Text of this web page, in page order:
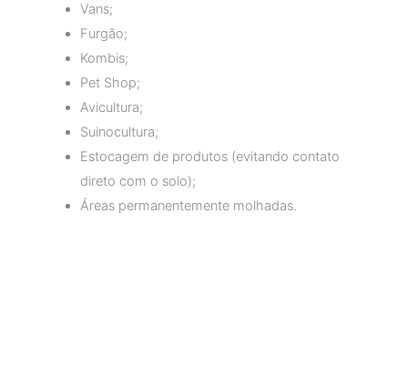
Vans;
Furgão;
Kombis;
Pet Shop;
Avicultura;
Suinocultura;
Estocagem de produtos (evitando contato
direto com o solo);
Áreas permanentemente molhadas.